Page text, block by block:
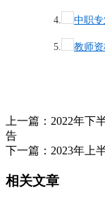
4. 中职
5. 教师
上一篇： 2022年下
告
下一篇： 2023年上
相关文章